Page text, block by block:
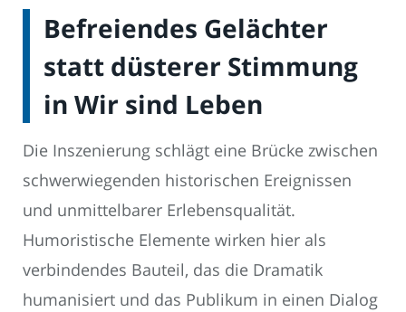
Befreiendes Gelächter
statt düsterer Stimmung
in Wir sind Leben
Die Inszenierung schlägt eine Brücke zwischen
schwerwiegenden historischen Ereignissen
und unmittelbarer Erlebensqualität.
Humoristische Elemente wirken hier als
verbindendes Bauteil, das die Dramatik
humanisiert und das Publikum in einen Dialog